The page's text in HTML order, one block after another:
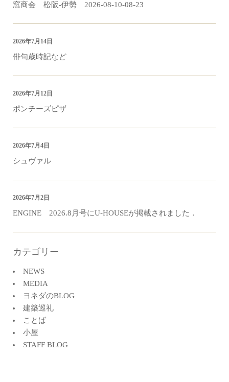
窓商会 松阪-伊勢 2026-08-10-08-23
俳句歳時記など
2026年7月14日
ポンチーズピザ
2026年7月12日
シュヴァル
2026年7月4日
ENGINE 2026.8月号にU-HOUSEが掲載されました．
2026年7月2日
カテゴリー
NEWS
MEDIA
ヨネダのBLOG
建築巡礼
ことば
小屋
STAFF BLOG